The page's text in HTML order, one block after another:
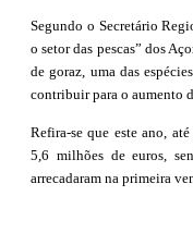
Segundo o Secretário
o setor das pescas” dos
de goraz, uma das
contribuir para o aumento
Refira-se que este ano,
5,6 milhões de euros,
arrecadaram na primeira